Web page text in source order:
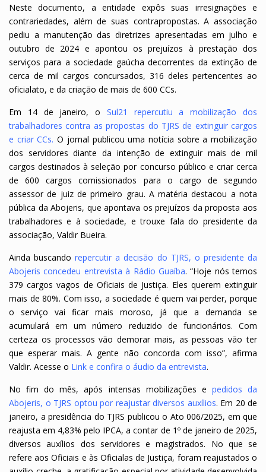
Neste documento, a entidade expôs suas irresignações e
contrariedades, além de suas contrapropostas. A associação
pediu a manutenção das diretrizes apresentadas em julho e
outubro de 2024 e apontou os prejuízos à prestação dos
serviços para a sociedade gaúcha decorrentes da extinção de
cerca de mil cargos concursados, 316 deles pertencentes ao
oficialato, e da criação de mais de 600 CCs.
Em 14 de janeiro, o Sul21 repercutiu a mobilização dos
trabalhadores contra as propostas do TJRS de extinguir cargos
e criar CCs. O jornal publicou uma notícia sobre a mobilização
dos servidores diante da intenção de extinguir mais de mil
cargos destinados à seleção por concurso público e criar cerca
de 600 cargos comissionados para o cargo de segundo
assessor de juiz de primeiro grau. A matéria destacou a nota
pública da Abojeris, que apontava os prejuízos da proposta aos
trabalhadores e à sociedade, e trouxe fala do presidente da
associação, Valdir Bueira.
Ainda buscandorepercutir a decisão do TJRS, o presidente da
Abojeris concedeu entrevista à Rádio Guaíba. “Hoje nós temos
379 cargos vagos de Oficiais de Justiça. Eles querem extinguir
mais de 80%. Com isso, a sociedade é quem vai perder, porque
o serviço vai ficar mais moroso, já que a demanda se
acumulará em um número reduzido de funcionários. Com
certeza os processos vão demorar mais, as pessoas vão ter
que esperar mais. A gente não concorda com isso”, afirma
Valdir. Acesse o Link e confira o áudio da entrevista.
No fim do mês, após intensas mobilizações e pedidos da
Abojeris, o TJRS optou por reajustar diversos auxílios. Em 20 de
janeiro, a presidência do TJRS publicou o Ato 006/2025, em que
reajusta em 4,83% pelo IPCA, a contar de 1º de janeiro de 2025,
diversos auxílios dos servidores e magistrados. No que se
refere aos Oficiais e às Oficialas de Justiça, foram reajustados o